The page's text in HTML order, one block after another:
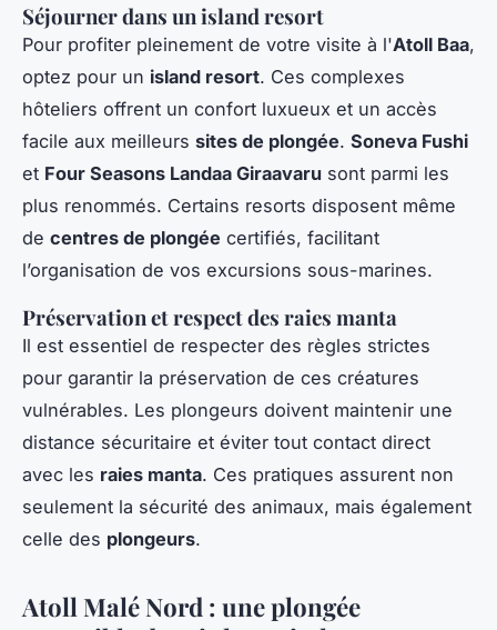
Séjourner dans un island resort
Pour profiter pleinement de votre visite à l'Atoll Baa,
optez pour un island resort. Ces complexes
hôteliers offrent un confort luxueux et un accès
facile aux meilleurs sites de plongée. Soneva Fushi
et Four Seasons Landaa Giraavaru sont parmi les
plus renommés. Certains resorts disposent même
de centres de plongée certifiés, facilitant
l’organisation de vos excursions sous-marines.
Préservation et respect des raies manta
Il est essentiel de respecter des règles strictes
pour garantir la préservation de ces créatures
vulnérables. Les plongeurs doivent maintenir une
distance sécuritaire et éviter tout contact direct
avec les raies manta. Ces pratiques assurent non
seulement la sécurité des animaux, mais également
celle des plongeurs.
Atoll Malé Nord : une plongée